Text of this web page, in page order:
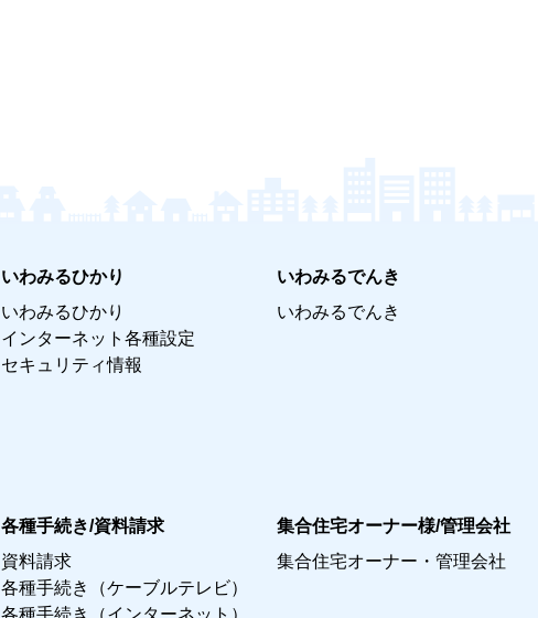
いわみるひかり
いわみるひかり
インターネット各種設定
セキュリティ情報
いわみるでんき
いわみるでんき
各種手続き/資料請求
資料請求
各種手続き（ケーブルテレビ）
各種手続き（インターネット）
集合住宅オーナー様/管理会社
集合住宅オーナー・管理会社